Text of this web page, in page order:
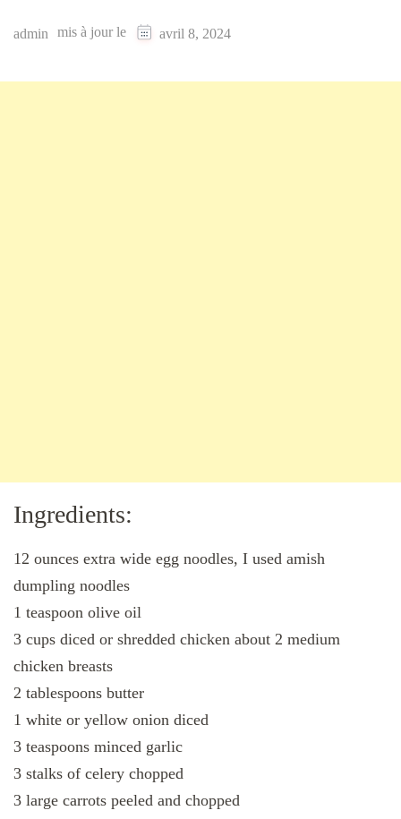
admin mis à jour le avril 8, 2024
Ingredients:
12 ounces extra wide egg noodles, I used amish
dumpling noodles
1 teaspoon olive oil
3 cups diced or shredded chicken about 2 medium
chicken breasts
2 tablespoons butter
1 white or yellow onion diced
3 teaspoons minced garlic
3 stalks of celery chopped
3 large carrots peeled and chopped